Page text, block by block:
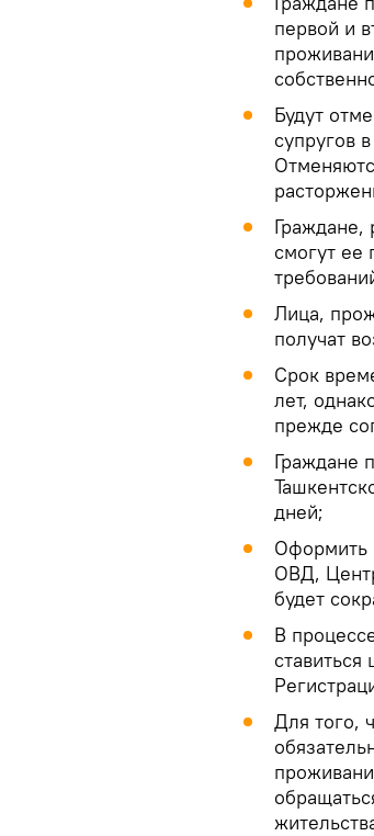
первой и
Будут
супругов
Граждане,
смогут ее
Лица,
получат
Срок
лет,
прежде
Граждане
дней;
Оформить
ОВД,
будет
В
Для того,